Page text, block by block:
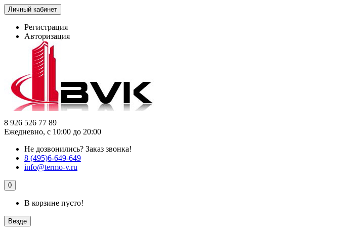
Личный кабинет
Регистрация
Авторизация
8 926 526 77 89
Ежедневно, с 10:00 до 20:00
Не дозвонились? Заказ звонка!
8 (495)6-649-649
info@termo-v.ru
0
В корзине пусто!
Везде